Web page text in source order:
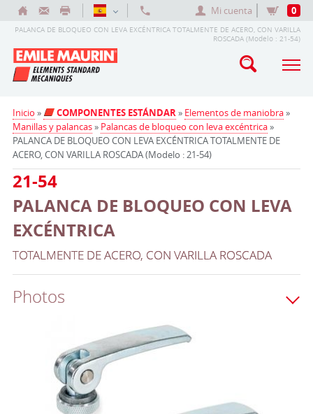
Mi cuenta 0
PALANCA DE BLOQUEO CON LEVA EXCÉNTRICA TOTALMENTE DE ACERO, CON VARILLA
ROSCADA (Modelo : 21-54)
Inicio » COMPONENTES ESTÁNDAR» Elementos de maniobra»
Manillas y palancas» Palancas de bloqueo con leva excéntrica»
PALANCA DE BLOQUEO CON LEVA EXCÉNTRICA TOTALMENTE DE
ACERO, CON VARILLA ROSCADA (Modelo : 21-54)
21-54
PALANCA DE BLOQUEO CON LEVA
EXCÉNTRICA
TOTALMENTE DE ACERO, CON VARILLA ROSCADA
Photos